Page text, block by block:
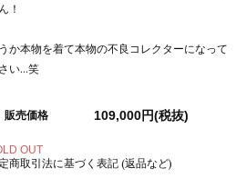
！
か本物を着て本物の不良コレクターになって
い...笑
販売価格 109,000円(税抜)
OUT
商取引法に基づく表記 (返品など)